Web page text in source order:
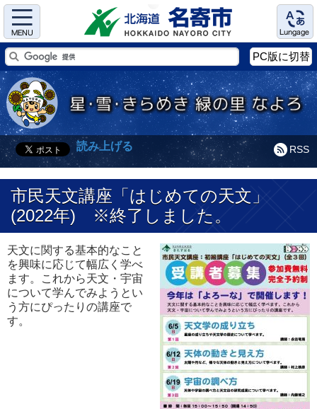
Menu Language
PC版に切替
RSS
読み上げる
市民天文講座「はじめての天文」
(2022年) ※終了しました。
天文に関する基本的なこと
を興味に応じて幅広く学べ
ます。これから天文・宇宙
について学んでみようとい
う方にぴったりの講座で
す。